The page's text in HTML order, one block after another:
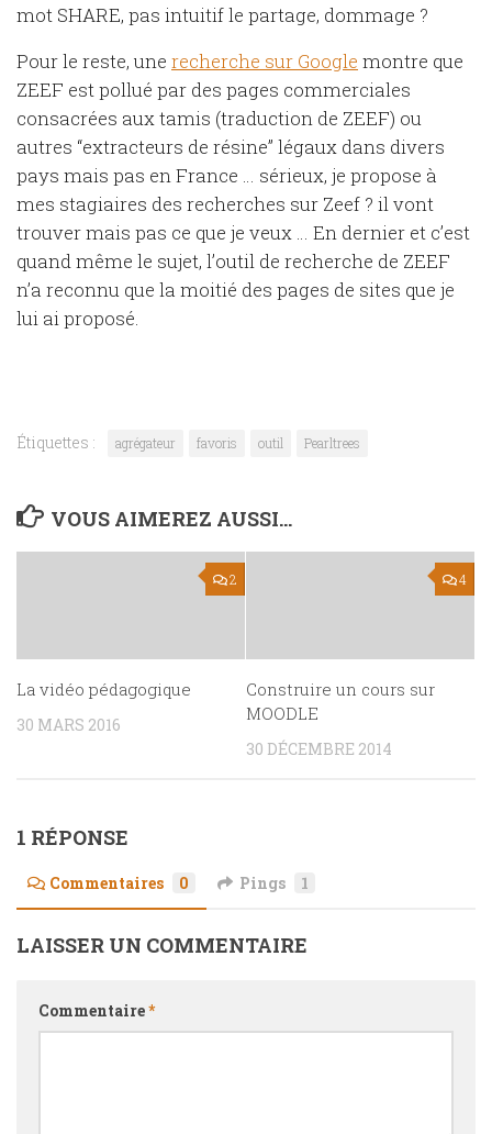
mot SHARE, pas intuitif le partage, dommage ?
Pour le reste, une recherche sur Google montre que
ZEEF est pollué par des pages commerciales
consacrées aux tamis (traduction de ZEEF) ou
autres “extracteurs de résine” légaux dans divers
pays mais pas en France … sérieux, je propose à
mes stagiaires des recherches sur Zeef ? il vont
trouver mais pas ce que je veux … En dernier et c’est
quand même le sujet, l’outil de recherche de ZEEF
n’a reconnu que la moitié des pages de sites que je
lui ai proposé.
Étiquettes : agrégateur favoris outil Pearltrees
VOUS AIMEREZ AUSSI...
2
La vidéo pédagogique
30 MARS 2016
4
Construire un cours sur
MOODLE
30 DÉCEMBRE 2014
1 RÉPONSE
Commentaires 0 Pings 1
LAISSER UN COMMENTAIRE
Commentaire*